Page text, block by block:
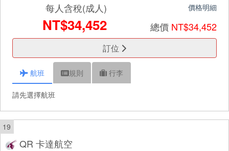
每人含稅(成人)
NT$34,452
價格明細
總價 NT$34,452
訂位
航班 規則 行李
請先選擇航班
19
QR 卡達航空